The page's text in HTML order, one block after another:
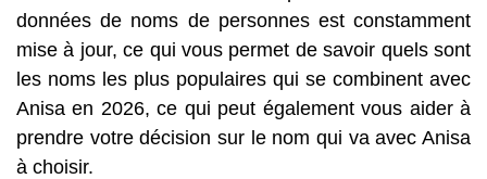
données de noms de personnes est constamment
mise à jour, ce qui vous permet de savoir quels sont
les noms les plus populaires qui se combinent avec
Anisa en 2026, ce qui peut également vous aider à
prendre votre décision sur le nom qui va avec Anisa
à choisir.